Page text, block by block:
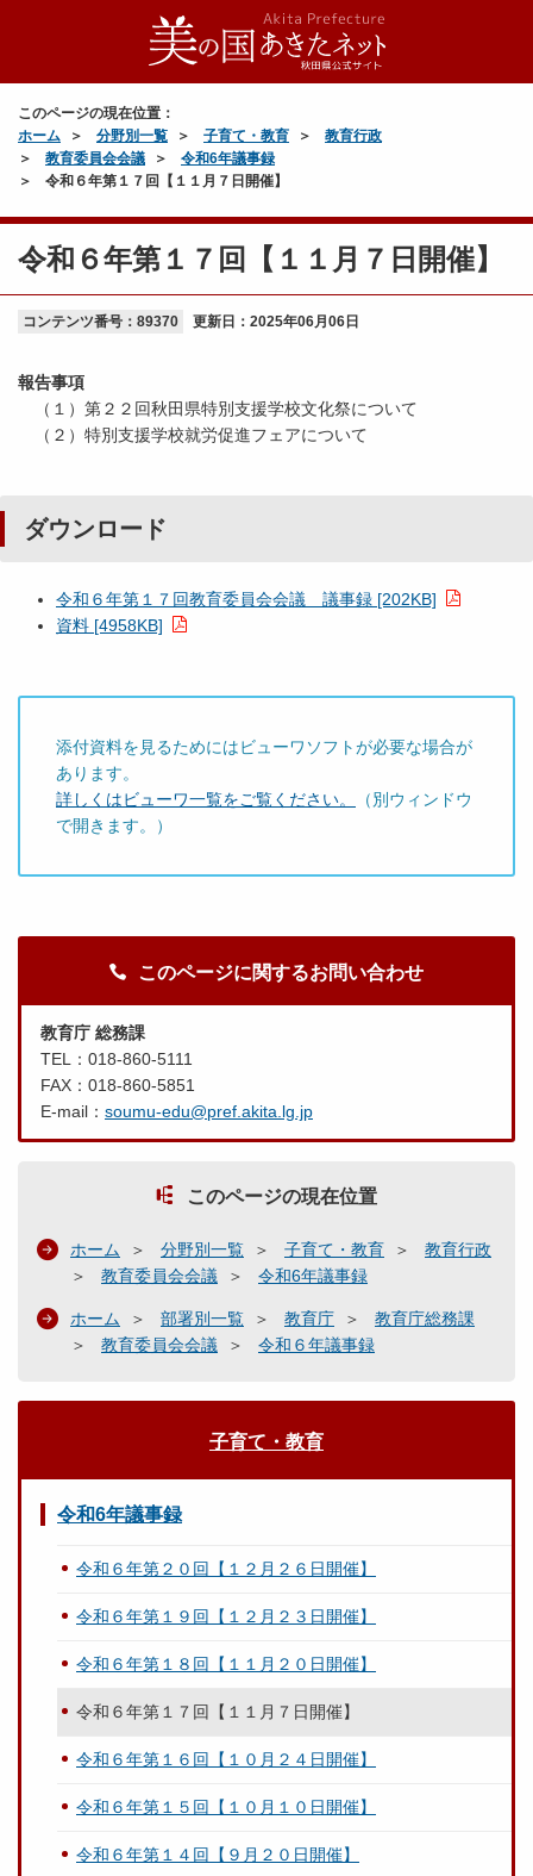
このページの現在位置：
ホーム
分野別一覧 子育て・教育
教育行政
教育委員会会議
令和6年議事録
令和６年第１７回【１１月７日開催】
令和６年第１７回【１１月７日開催】
コンテンツ番号：89370 更新日： 2025年06月06日
報告事項
（１）第２２回秋田県特別支援学校文化祭について
（２）特別支援学校就労促進フェアについて
ダウンロード
令和６年第１７回教育委員会会議 議事録 [202KB]
資料 [4958KB]
添付資料を見るためにはビューワソフトが必要な場合が
あります。
詳しくはビューワ一覧をご覧ください。
（別ウィンドウ
で開きます。）
このページに関するお問い合わせ
教育庁 総務課
TEL：018-860-5111
FAX：018-860-5851
E-mail： soumu-edu@pref.akita.lg.jp
このページの現在位置
ホーム 分野別一覧 子育て・教育
教育行政
教育委員会会議
令和6年議事録
ホーム 部署別一覧 教育庁
教育庁総務課
教育委員会会議
令和６年議事録
子育て・教育
令和6年議事録
令和６年第２０回【１２月２６日開催】
令和６年第１９回【１２月２３日開催】
令和６年第１８回【１１月２０日開催】
令和６年第１７回【１１月７日開催】
令和６年第１６回【１０月２４日開催】
令和６年第１５回【１０月１０日開催】
令和６年第１４回【９月２０日開催】